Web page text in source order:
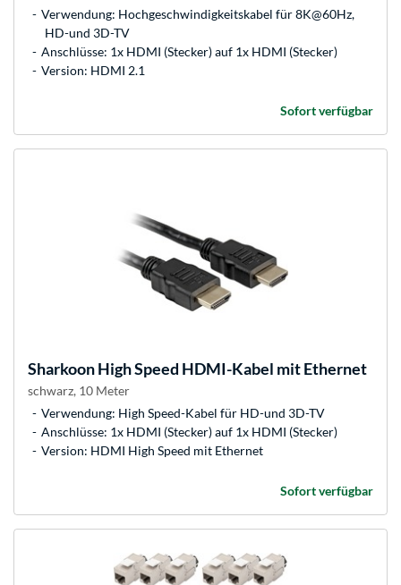
Verwendung: Hochgeschwindigkeitskabel für 8K@60Hz,
HD-und 3D-TV
Anschlüsse: 1x HDMI (Stecker) auf 1x HDMI (Stecker)
Version: HDMI 2.1
Sofort verfügbar
SharkoonHigh Speed HDMI-Kabel mit Ethernet
schwarz, 10 Meter
Verwendung: High Speed-Kabel für HD-und 3D-TV
Anschlüsse: 1x HDMI (Stecker) auf 1x HDMI (Stecker)
Version: HDMI High Speed mit Ethernet
Sofort verfügbar